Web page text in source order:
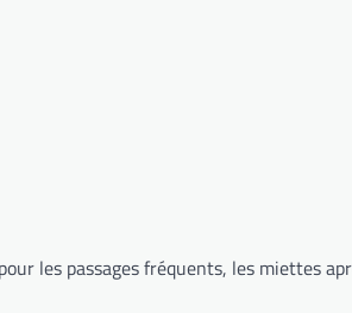
les passages fréquents, les miettes